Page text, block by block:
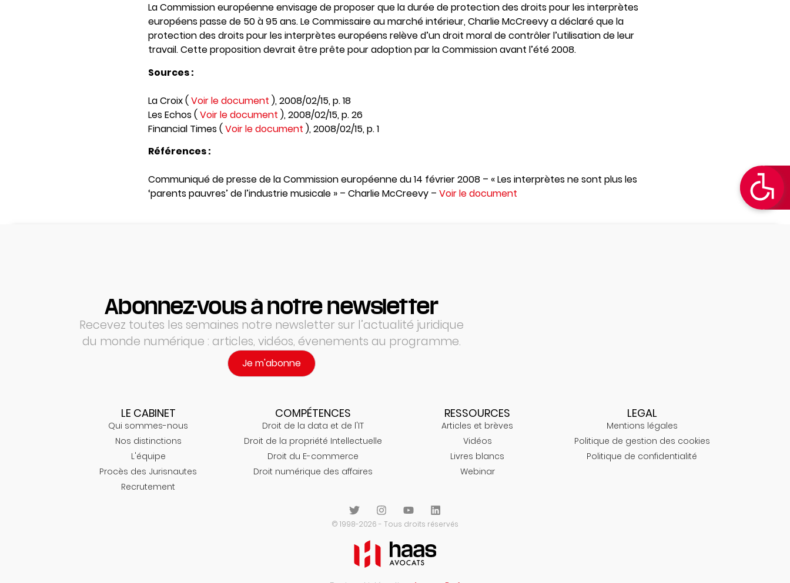
La Commission européenne envisage de proposer que la durée de protection des droits pour les interprètes
européens passe de 50 à 95 ans. Le Commissaire au marché intérieur, Charlie McCreevy a déclaré que la
protection des droits pour les interprètes européens relève d’un droit moral de contrôler l’utilisation de leur
travail. Cette proposition devrait être prête pour adoption par la Commission avant l’été 2008.
Sources :
La Croix ( Voir le document ), 2008/02/15, p. 18
Les Echos ( Voir le document ), 2008/02/15, p. 26
Financial Times ( Voir le document ), 2008/02/15, p. 1
Références :
Communiqué de presse de la Commission européenne du 14 février 2008 – « Les interprètes ne sont plus les
‘parents pauvres’ de l’industrie musicale » – Charlie McCreevy – Voir le document
Abonnez-vous à notre newsletter
Recevez toutes les semaines notre newsletter sur l’actualité juridique
du monde numérique : articles, vidéos, évenements au programme.
Je m'abonne
LE CABINET
Qui sommes-nous
Nos distinctions
L'équipe
Procès des Jurisnautes
Recrutement
COMPÉTENCES
Droit de la data et de l'IT
Droit de la propriété Intellectuelle
Droit du E-commerce
Droit numérique des affaires
RESSOURCES
Articles et brèves
Vidéos
Livres blancs
Webinar
LEGAL
Mentions légales
Politique de gestion des cookies
Politique de confidentialité
© 1998-2026 - Tous droits réservés